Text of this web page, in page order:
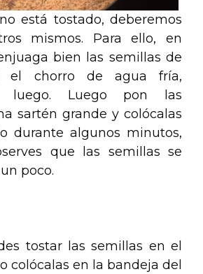
está tostado, deberemos
mismos. Para ello, en
bien las semillas de
el chorro de agua fría,
luego. Luego pon las
sartén grande y colócalas
durante algunos minutos,
que las semillas se
poco.
tostar las semillas en el
colócalas en la bandeja del